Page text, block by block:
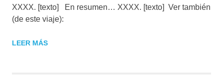
XXXX. [texto] En resumen… XXXX. [texto] Ver también
(de este viaje):
LEER MÁS